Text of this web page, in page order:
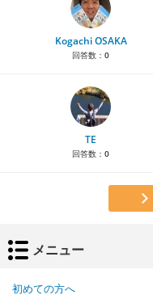
Kogachi OSAKA
回答数： 0
TE
回答数： 0
メニュー
初めての方へ